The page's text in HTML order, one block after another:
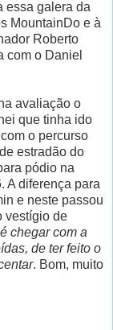
essa galera da
MountainDo e à
Roberto
com o Daniel
avaliação o
que tinha ido
o percurso
estradão do
pódio na
A diferença para
e neste passou
vestígio de
chegar com a
de ter feito o
. Bom, muito